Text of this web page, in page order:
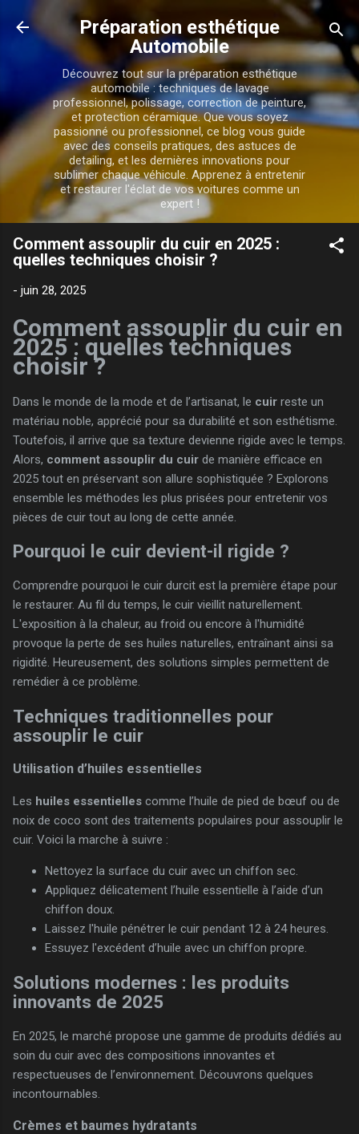
Accéder au contenu principal
Préparation esthétique
Automobile
Découvrez tout sur la préparation esthétique
automobile : techniques de lavage
professionnel, polissage, correction de peinture,
et protection céramique. Que vous soyez
passionné ou professionnel, ce blog vous guide
avec des conseils pratiques, des astuces de
detailing, et les dernières innovations pour
sublimer chaque véhicule. Apprenez à entretenir
et restaurer l'éclat de vos voitures comme un
expert !
Comment assouplir du cuir en 2025 :
quelles techniques choisir ?
- juin 28, 2025
Comment assouplir du cuir en
2025 : quelles techniques
choisir ?
Dans le monde de la mode et de l’artisanat, le cuir reste un
matériau noble, apprécié pour sa durabilité et son esthétisme.
Toutefois, il arrive que sa texture devienne rigide avec le temps.
Alors, comment assouplir du cuir de manière efficace en
2025 tout en préservant son allure sophistiquée ? Explorons
ensemble les méthodes les plus prisées pour entretenir vos
pièces de cuir tout au long de cette année.
Pourquoi le cuir devient-il rigide ?
Comprendre pourquoi le cuir durcit est la première étape pour
le restaurer. Au fil du temps, le cuir vieillit naturellement.
L'exposition à la chaleur, au froid ou encore à l'humidité
provoque la perte de ses huiles naturelles, entraînant ainsi sa
rigidité. Heureusement, des solutions simples permettent de
remédier à ce problème.
Techniques traditionnelles pour
assouplir le cuir
Utilisation d’huiles essentielles
Les huiles essentielles comme l’huile de pied de bœuf ou de
noix de coco sont des traitements populaires pour assouplir le
cuir. Voici la marche à suivre :
Nettoyez la surface du cuir avec un chiffon sec.
Appliquez délicatement l’huile essentielle à l’aide d’un
chiffon doux.
Laissez l'huile pénétrer le cuir pendant 12 à 24 heures.
Essuyez l'excédent d’huile avec un chiffon propre.
Solutions modernes : les produits
innovants de 2025
En 2025, le marché propose une gamme de produits dédiés au
soin du cuir avec des compositions innovantes et
respectueuses de l’environnement. Découvrons quelques
incontournables.
Crèmes et baumes hydratants